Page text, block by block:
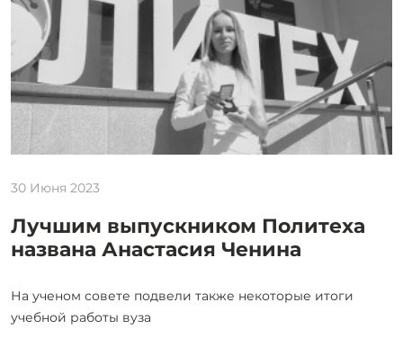
30 Июня 2023
Лучшим выпускником Политеха
названа Анастасия Ченина
На ученом совете подвели также некоторые итоги
учебной работы вуза